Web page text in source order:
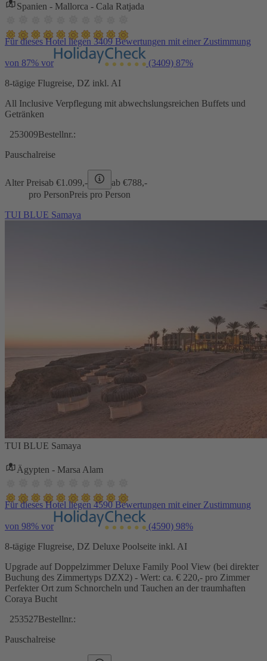
Spanien - Mallorca - Cala Ratjada
Für dieses Hotel liegen 3409 Bewertungen mit einer Zustimmung
von 87% vor (3409) 87%
8-tägige Flugreise, DZ inkl. AI
All Inclusive Verpflegung mit abwechslungsreichen Buffets und
Getränken
253009Bestellnr.:
Pauschalreise
Alter Preisab €1.099,- ab €788,-
pro PersonPreis pro Person
TUI BLUE Samaya
TUI BLUE Samaya
Ägypten - Marsa Alam
Für dieses Hotel liegen 4590 Bewertungen mit einer Zustimmung
von 98% vor (4590) 98%
8-tägige Flugreise, DZ Deluxe Poolseite inkl. AI
Upgrade auf Doppelzimmer Deluxe Family Pool View (bei direkter
Buchung des Zimmertyps DZX2) - Wert: ca. € 220,- pro Zimmer
Perfekter Ort zum Schnorcheln und Tauchen an der traumhaften
Coraya Bucht
253527Bestellnr.:
Pauschalreise